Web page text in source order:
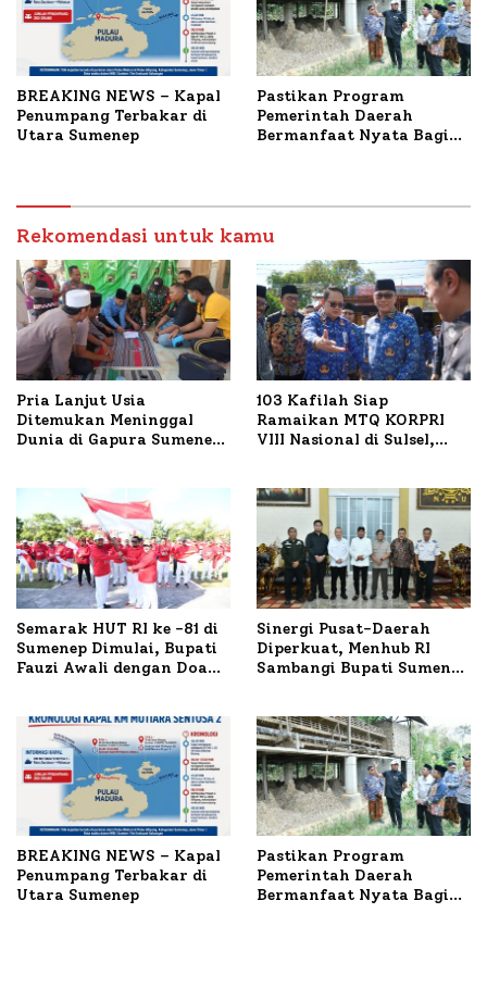
BREAKING NEWS – Kapal
Penumpang Terbakar di
Utara Sumenep
Pastikan Program
Pemerintah Daerah
Bermanfaat Nyata Bagi
Petelur di Desa Bataal
Timur
Rekomendasi untuk kamu
Pria Lanjut Usia
Ditemukan Meninggal
Dunia di Gapura Sumenep,
103 Kafilah Siap
Ramaikan MTQ KORPRI
VIII Nasional di Sulsel,
Semarak HUT RI ke -81 di
Sumenep Dimulai, Bupati
Fauzi Awali dengan Doa
Sinergi Pusat-Daerah
Diperkuat, Menhub RI
Sambangi Bupati Sumenep
BREAKING NEWS – Kapal
Penumpang Terbakar di
Utara Sumenep
Pastikan Program
Pemerintah Daerah
Bermanfaat Nyata Bagi